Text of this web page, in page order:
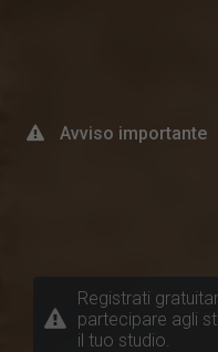
Avviso importante
Registrati
partecipare agli
il tuo studio.